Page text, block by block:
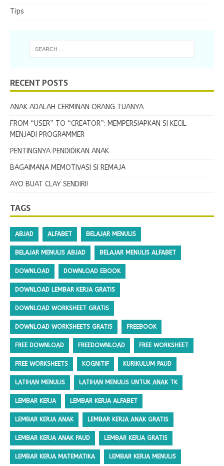
Tips
RECENT POSTS
ANAK ADALAH CERMINAN ORANG TUANYA
FROM “USER” TO “CREATOR”: MEMPERSIAPKAN SI KECIL
MENJADI PROGRAMMER
PENTINGNYA PENDIDIKAN ANAK
BAGAIMANA MEMOTIVASI SI REMAJA
AYO BUAT CLAY SENDIRI!
TAGS
ABJAD ALFABET BELAJAR MENULIS
BELAJAR MENULIS ABJAD BELAJAR MENULIS ALFABET
DOWNLOAD DOWNLOAD EBOOK
DOWNLOAD LEMBAR KERJA GRATIS
DOWNLOAD WORKSHEET GRATIS
DOWNLOAD WORKSHEETS GRATIS FREEBOOK
FREE DOWNLOAD FREEDOWNLOAD FREE WORKSHEET
FREE WORKSHEETS KOGNITIF KURIKULUM PAUD
LATIHAN MENULIS LATIHAN MENULIS UNTUK ANAK TK
LEMBAR KERJA LEMBAR KERJA ALFABET
LEMBAR KERJA ANAK LEMBAR KERJA ANAK GRATIS
LEMBAR KERJA ANAK PAUD LEMBAR KERJA GRATIS
LEMBAR KERJA MATEMATIKA LEMBAR KERJA MENULIS